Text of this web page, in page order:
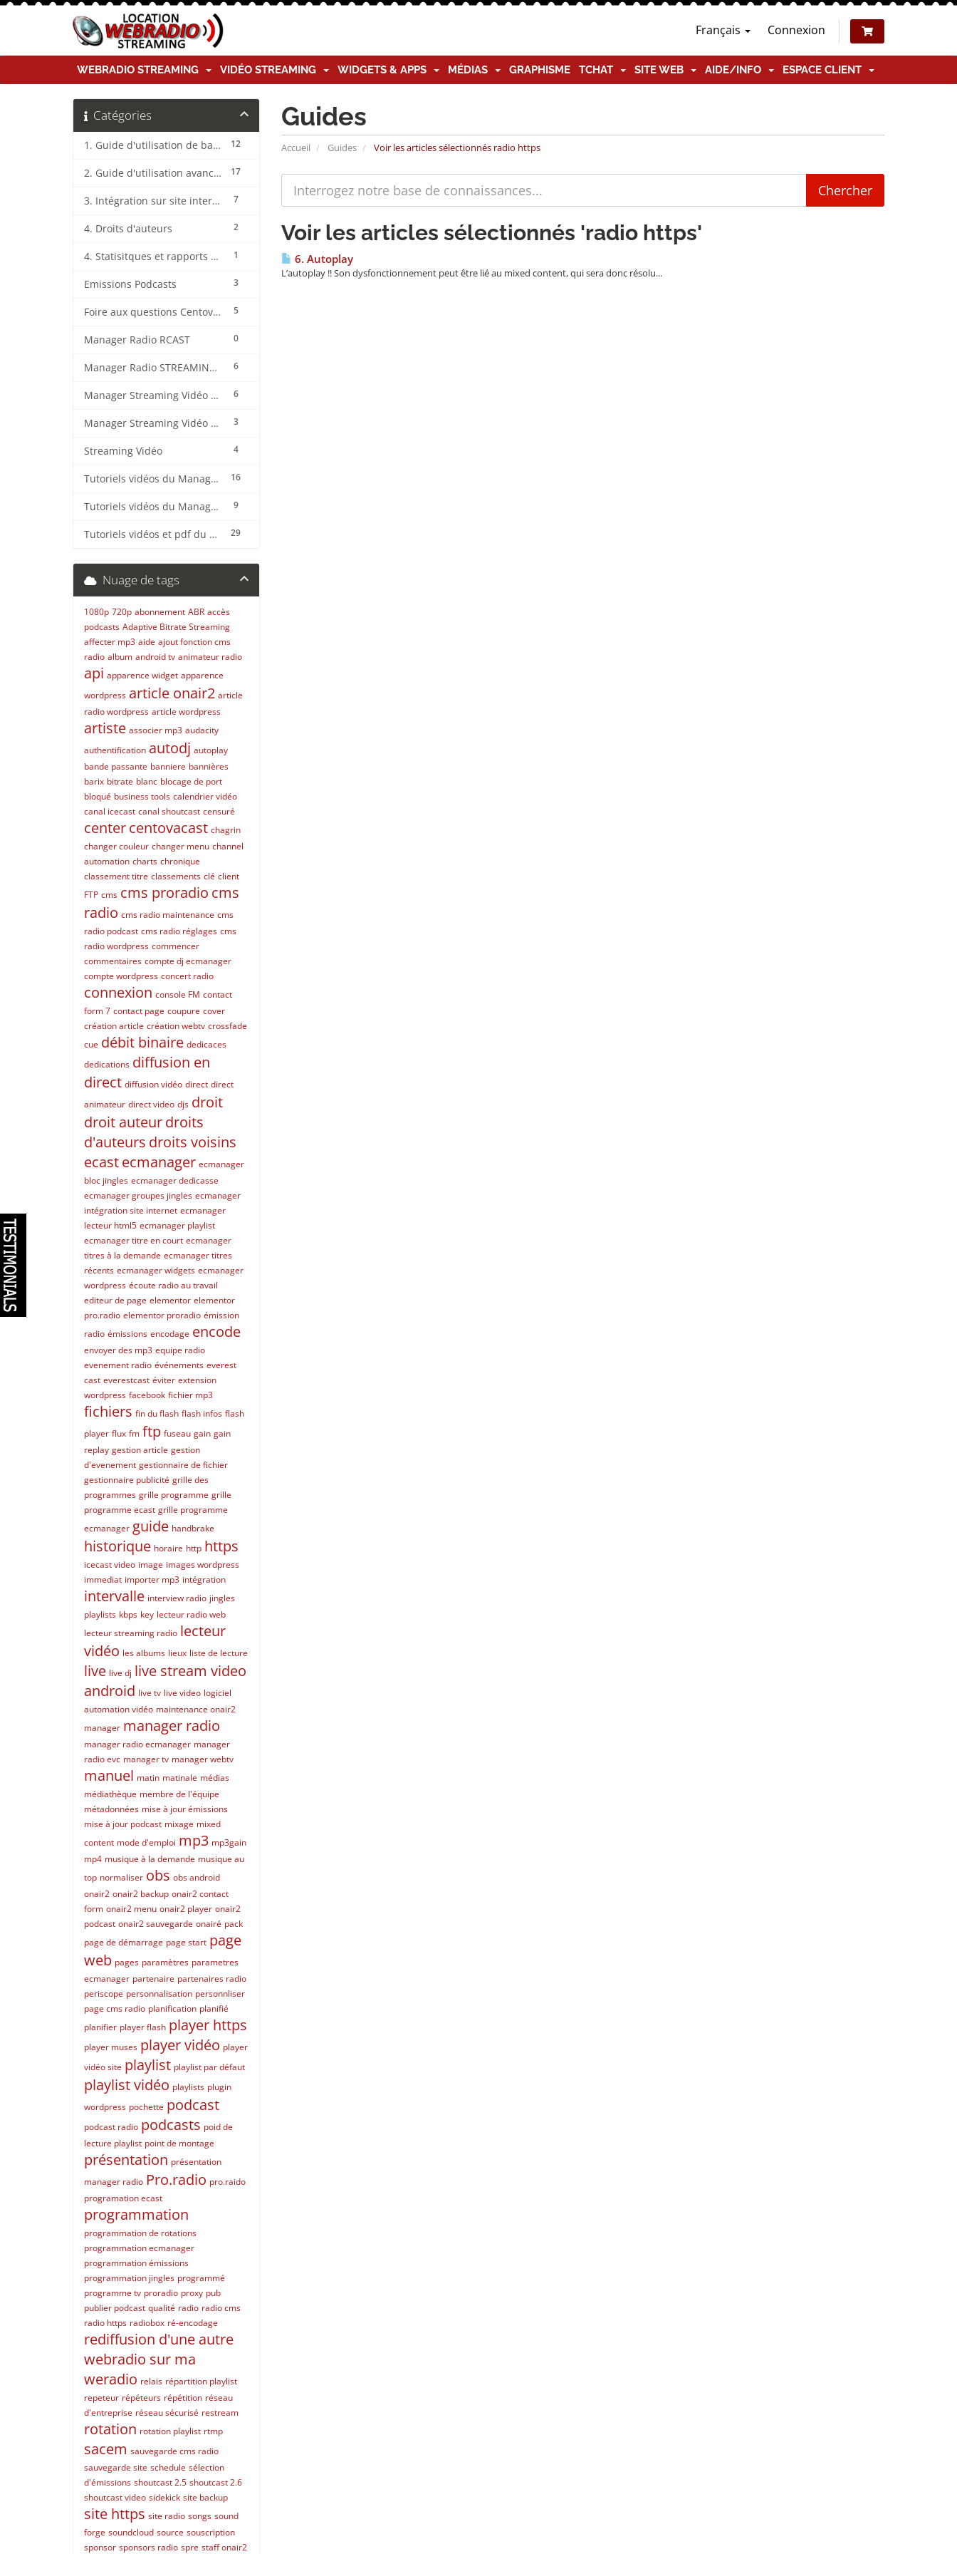
Français Connexion
WEBRADIO STREAMING VIDÉO STREAMING WIDGETS & APPS MÉDIAS GRAPHISME TCHAT SITE WEB AIDE/INFO ESPACE CLIENT
Guides
Accueil Guides Voir les articles sélectionnés radio https
Catégories
12
1. Guide d'utilisation de base CentovaCast
17
2. Guide d'utilisation avancée CentovaCast
7
3. Intégration sur site internet CentovaCast
2
4. Droits d'auteurs
1
4. Statisitques et rapports CentovaCast
3
Emissions Podcasts
5
Foire aux questions CentovaCast
0
Manager Radio RCAST
6
Manager Radio STREAMING CENTER
6
Manager Streaming Vidéo TVMCP
3
Manager Streaming Vidéo VDO
4
Streaming Vidéo
16
Tutoriels vidéos du Manager Radio CentovaCast
9
Tutoriels vidéos du Manager Radio STREAMING CENTER
29
Tutoriels vidéos et pdf du CMS Radio Wordpress + OnAir2/Pro.Radio
Voir les articles sélectionnés 'radio https'
6. Autoplay
L’autoplay !! Son dysfonctionnement peut être lié au mixed content, qui sera donc résolu...
Nuage de tags
1080p 720p abonnement ABR accès
podcasts Adaptive Bitrate Streaming
affecter mp3 aide ajout fonction cms
radio album android tv animateur radio
api apparence widget apparence
wordpress article onair2 article
radio wordpress article wordpress
artiste associer mp3 audacity
authentification autodj autoplay
bande passante banniere bannières
barix bitrate blanc blocage de port
bloqué business tools calendrier vidéo
canal icecast canal shoutcast censuré
centercentovacast chagrin
changer couleur changer menu channel
automation charts chronique
classement titre classements clé client
FTP cms cms proradio cms
radio cms radio maintenance cms
radio podcast cms radio réglages cms
radio wordpress commencer
commentaires compte dj ecmanager
compte wordpress concert radio
connexion console FM contact
form 7 contact page coupure cover
création article création webtv crossfade
cue débit binaire dedicaces
dedications diffusion en
direct diffusion vidéo direct direct
animateur direct video djs droit
droit auteurdroits
d'auteurs droits voisins
ecastecmanager ecmanager
bloc jingles ecmanager dedicasse
ecmanager groupes jingles ecmanager
intégration site internet ecmanager
lecteur html5 ecmanager playlist
ecmanager titre en court ecmanager
titres à la demande ecmanager titres
récents ecmanager widgets ecmanager
wordpress écoute radio au travail
editeur de page elementor elementor
pro.radio elementor proradio émission
radio émissions encodage encode
envoyer des mp3 equipe radio
evenement radio événements everest
cast everestcast éviter extension
wordpress facebook fichier mp3
fichiers fin du flash flash infos flash
player flux fm ftp fuseau gain gain
replay gestion article gestion
d'evenement gestionnaire de fichier
gestionnaire publicité grille des
programmes grille programme grille
programme ecast grille programme
ecmanager guide handbrake
historique horaire http https
icecast video image images wordpress
immediat importer mp3 intégration
intervalle interview radio jingles
playlists kbps key lecteur radio web
lecteur streaming radio lecteur
vidéo les albums lieux liste de lecture
live live dj live stream video
android live tv live video logiciel
automation vidéo maintenance onair2
manager manager radio
manager radio ecmanager manager
radio evc manager tv manager webtv
manuel matin matinale médias
médiathèque membre de l'équipe
métadonnées mise à jour émissions
mise à jour podcast mixage mixed
content mode d'emploi mp3 mp3gain
mp4 musique à la demande musique au
top normaliser obs obs android
onair2 onair2 backup onair2 contact
form onair2 menu onair2 player onair2
podcast onair2 sauvegarde onairé pack
page de démarrage page start page
web pages paramètres parametres
ecmanager partenaire partenaires radio
periscope personnalisation personnliser
page cms radio planification planifié
planifier player flash player https
player muses player vidéo player
vidéo site playlist playlist par défaut
playlist vidéo playlists plugin
wordpress pochette podcast
podcast radio podcasts poid de
lecture playlist point de montage
présentation présentation
manager radio Pro.radio pro.raido
programation ecast
programmation
programmation de rotations
programmation ecmanager
programmation émissions
programmation jingles programmé
programme tv proradio proxy pub
publier podcast qualité radio radio cms
radio https radiobox ré-encodage
rediffusion d'une autre
webradio sur ma
weradio relais répartition playlist
repeteur répéteurs répétition réseau
d'entreprise réseau sécurisé restream
rotation rotation playlist rtmp
sacem sauvegarde cms radio
sauvegarde site schedule sélection
d'émissions shoutcast 2.5 shoutcast 2.6
shoutcast video sidekick site backup
site https site radio songs sound
forge soundcloud source souscription
sponsor sponsors radio spre staff onair2